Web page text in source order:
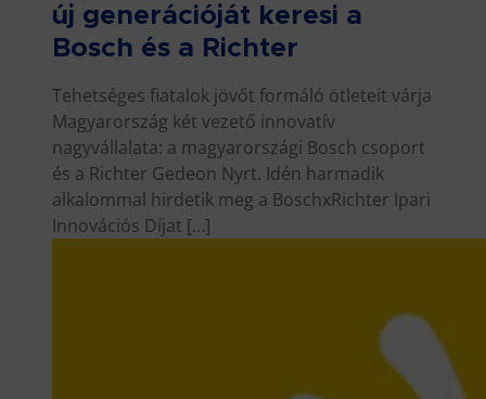
új generációját keresi a
Bosch és a Richter
Tehetséges fiatalok jövőt formáló ötleteit várja
Magyarország két vezető innovatív
nagyvállalata: a magyarországi Bosch csoport
és a Richter Gedeon Nyrt. Idén harmadik
alkalommal hirdetik meg a BoschxRichter Ipari
Innovációs Díjat […]